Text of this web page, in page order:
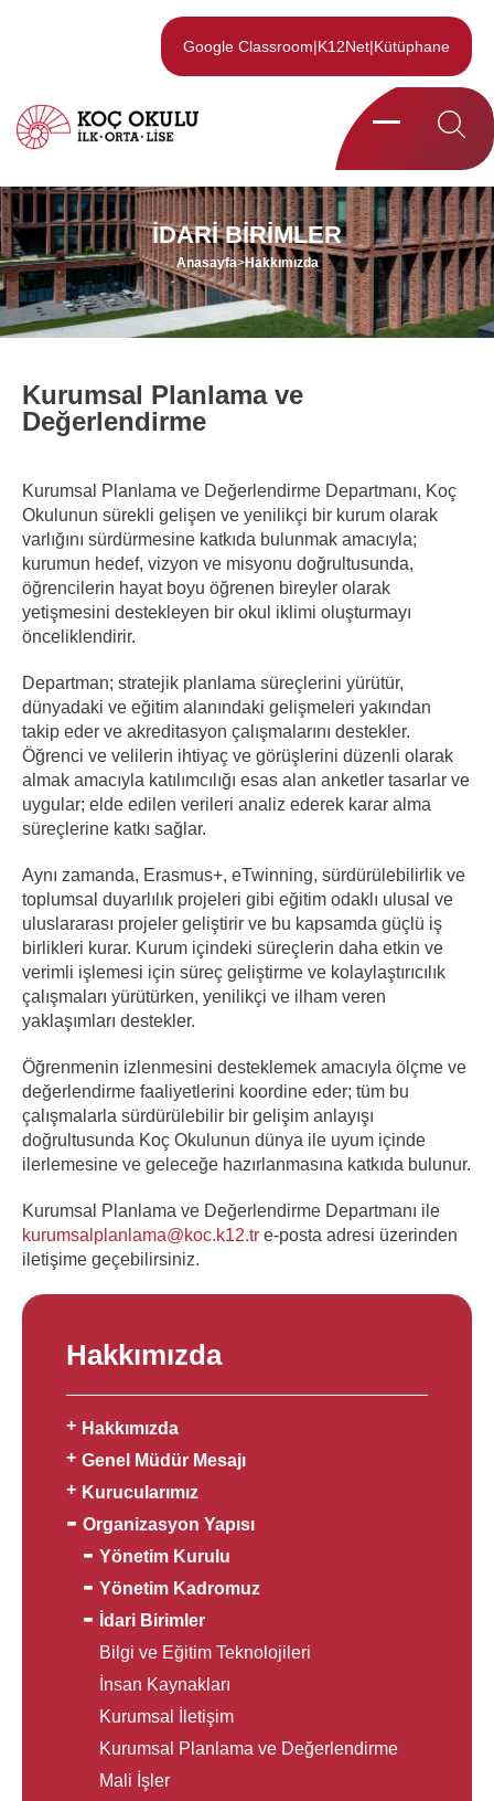
Google Classroom|K12Net|Kütüphane
İDARI BIRIMLER
Anasayfa>Hakkımızda
Kurumsal Planlama ve
Değerlendirme
Kurumsal Planlama ve Değerlendirme Departmanı, Koç
Okulunun sürekli gelişen ve yenilikçi bir kurum olarak
varlığını sürdürmesine katkıda bulunmak amacıyla;
kurumun hedef, vizyon ve misyonu doğrultusunda,
öğrencilerin hayat boyu öğrenen bireyler olarak
yetişmesini destekleyen bir okul iklimi oluşturmayı
önceliklendirir.
Departman; stratejik planlama süreçlerini yürütür,
dünyadaki ve eğitim alanındaki gelişmeleri yakından
takip eder ve akreditasyon çalışmalarını destekler.
Öğrenci ve velilerin ihtiyaç ve görüşlerini düzenli olarak
almak amacıyla katılımcılığı esas alan anketler tasarlar ve
uygular; elde edilen verileri analiz ederek karar alma
süreçlerine katkı sağlar.
Aynı zamanda, Erasmus+, eTwinning, sürdürülebilirlik ve
toplumsal duyarlılık projeleri gibi eğitim odaklı ulusal ve
uluslararası projeler geliştirir ve bu kapsamda güçlü iş
birlikleri kurar. Kurum içindeki süreçlerin daha etkin ve
verimli işlemesi için süreç geliştirme ve kolaylaştırıcılık
çalışmaları yürütürken, yenilikçi ve ilham veren
yaklaşımları destekler.
Öğrenmenin izlenmesini desteklemek amacıyla ölçme ve
değerlendirme faaliyetlerini koordine eder; tüm bu
çalışmalarla sürdürülebilir bir gelişim anlayışı
doğrultusunda Koç Okulunun dünya ile uyum içinde
ilerlemesine ve geleceğe hazırlanmasına katkıda bulunur.
Kurumsal Planlama ve Değerlendirme Departmanı ile
kurumsalplanlama@koc.k12.tr e-posta adresi üzerinden
iletişime geçebilirsiniz.
Hakkımızda
Hakkımızda
Genel Müdür Mesajı
Kurucularımız
Organizasyon Yapısı
Yönetim Kurulu
Yönetim Kadromuz
İdari Birimler
Bilgi ve Eğitim Teknolojileri
İnsan Kaynakları
Kurumsal İletişim
Kurumsal Planlama ve Değerlendirme
Mali İşler